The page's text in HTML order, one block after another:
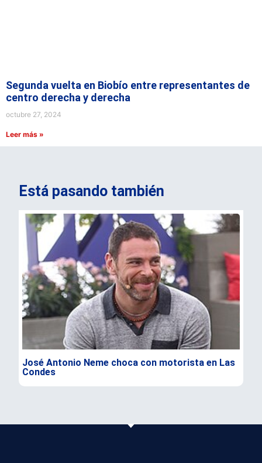
Segunda vuelta en Biobío entre representantes de
centro derecha y derecha
octubre 27, 2024
Leer más »
Está pasando también
José Antonio Neme choca con motorista en Las
Condes